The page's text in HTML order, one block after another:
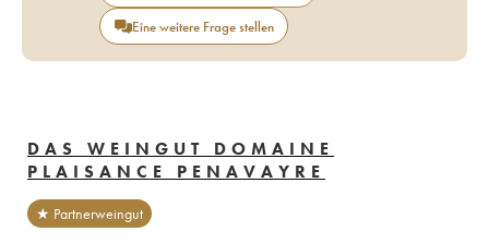
Eine weitere Frage stellen
DAS WEINGUT DOMAINE
PLAISANCE PENAVAYRE
★ Partnerweingut